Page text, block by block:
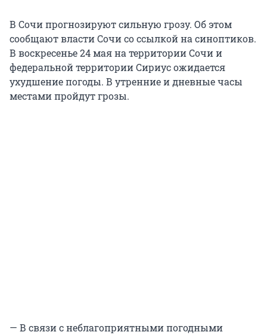
В Сочи прогнозируют сильную грозу. Об этом
сообщают власти Сочи со ссылкой на синоптиков.
В воскресенье 24 мая на территории Сочи и
федеральной территории Сириус ожидается
ухудшение погоды. В утренние и дневные часы
местами пройдут грозы.
— В связи с неблагоприятными погодными